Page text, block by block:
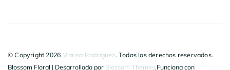
© Copyright 2026 Marisa Rodriguez. Todos los derechos reservados.
Blossom Floral | Desarrollado por Blossom Themes.Funciona con